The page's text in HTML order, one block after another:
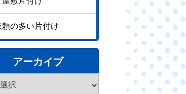
頼の多い片付け
アーカイブ